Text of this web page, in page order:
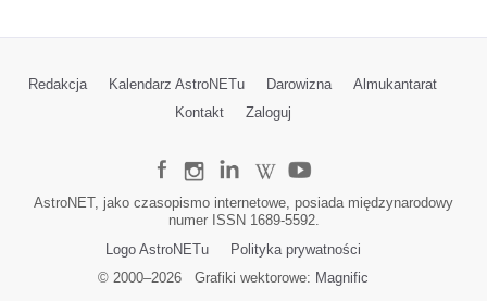
Redakcja Kalendarz AstroNETu Darowizna
Almukantarat
Kontakt
Zaloguj
AstroNET, jako czasopismo internetowe, posiada międzynarodowy
numer ISSN 1689-5592.
Logo AstroNETu
Polityka prywatności
© 2000–2026Grafiki wektorowe: Magnific